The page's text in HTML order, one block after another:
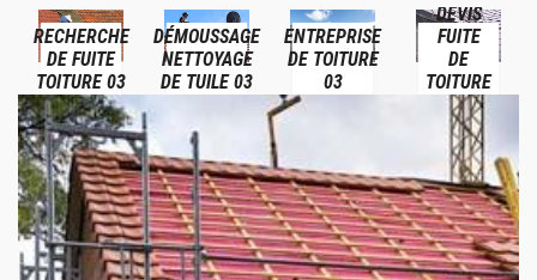
RECHERCHE
DE FUITE
TOITURE 03
DÉMOUSSAGE
NETTOYAGE
DE TUILE 03
ENTREPRISE
DE TOITURE
03
DEVIS
FUITE
DE
TOITURE
03